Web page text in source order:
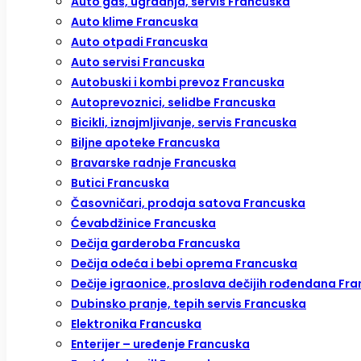
Auto klime Francuska
Auto otpadi Francuska
Auto servisi Francuska
Autobuski i kombi prevoz Francuska
Autoprevoznici, selidbe Francuska
Bicikli, iznajmljivanje, servis Francuska
Biljne apoteke Francuska
Bravarske radnje Francuska
Butici Francuska
Časovničari, prodaja satova Francuska
Ćevabdžinice Francuska
Dečija garderoba Francuska
Dečija odeća i bebi oprema Francuska
Dečije igraonice, proslava dečijih rođendana
Dubinsko pranje, tepih servis Francuska
Elektronika Francuska
Enterijer – uređenje Francuska